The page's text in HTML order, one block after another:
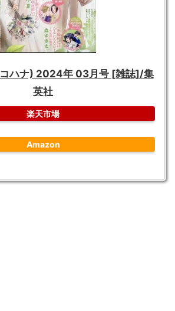
ハナ) 2024年 03月号 [雑誌]/集
英社
楽天市場
Amazon